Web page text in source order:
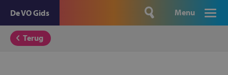
De VO Gids Menu
Terug